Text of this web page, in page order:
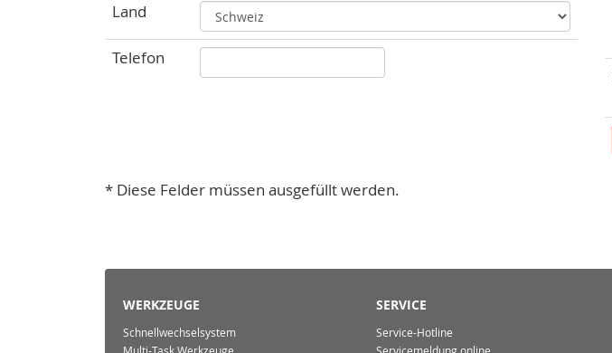
Land
Telefon
* Diese Felder müssen ausgefüllt werden.
WERKZEUGE
Schnellwechselsystem
SERVICE
Service-Hotline